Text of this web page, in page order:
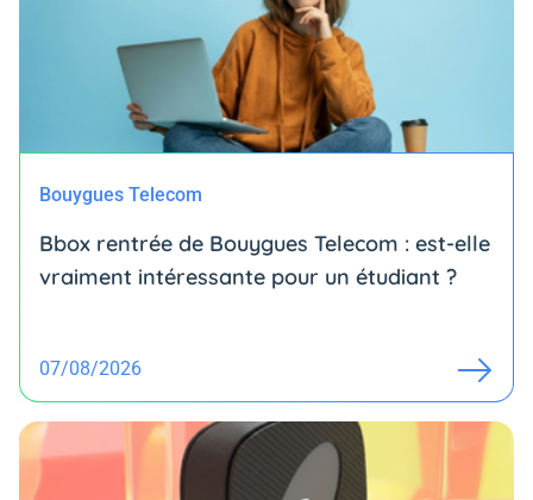
Bouygues Telecom
Bbox rentrée de Bouygues Telecom : est-elle
vraiment intéressante pour un étudiant ?
07/08/2026